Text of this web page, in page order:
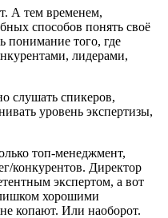
А тем временем,
способов понять своё
понимание того, где
лидерами,
слушать спикеров,
уровень экспертизы,
топ-менеджмент,
конкурентов. Директор
экспертом, а вот
хорошими
копают. Или наоборот.